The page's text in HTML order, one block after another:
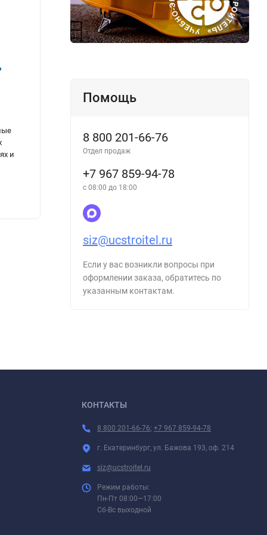
и
производства работ
Помощь
8 800 201-66-76
Отдел продаж
+7 967 859-94-78
с 08:00 до 18:00
siz@ucstroitel.ru
Если у вас возникли вопросы при
оформлении заказа, обратитесь по
указанным контактам.
КОНТАКТЫ
8 800 201-66-76; +7 967 859-94-78
г. Екатеринбург, ул. Бажова 193, оф. 214
siz@ucstroitel.ru
Режим работы:
Пн-Пт 08:00—17:00
Сб-Вс выходной